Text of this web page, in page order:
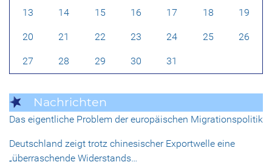
13 14 15 16 17 18 19
20 21 22 23 24 25 26
27 28 29 30 31
Nachrichten
Das eigentliche Problem der europäischen Migrationspolitik
Deutschland zeigt trotz chinesischer Exportwelle eine
„überraschende Widerstands…